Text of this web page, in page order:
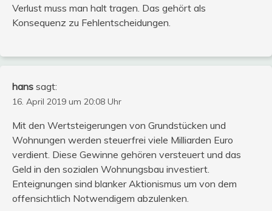
Verlust muss man halt tragen. Das gehört als
Konsequenz zu Fehlentscheidungen.
hans sagt:
16. April 2019 um 20:08 Uhr
Mit den Wertsteigerungen von Grundstücken und
Wohnungen werden steuerfrei viele Milliarden Euro
verdient. Diese Gewinne gehören versteuert und das
Geld in den sozialen Wohnungsbau investiert.
Enteignungen sind blanker Aktionismus um von dem
offensichtlich Notwendigem abzulenken.